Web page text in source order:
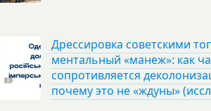
Дрессировка советскими
ментальный «манеж»: как
сопротивляется
почему это не «ждуны»